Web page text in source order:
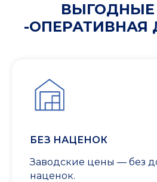
-ОПЕРАТИВНАЯ
БЕЗ НАЦЕНОК
Заводские цены — без
наценок.